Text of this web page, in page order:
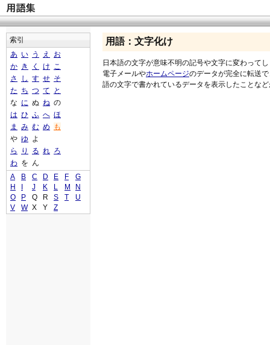
用語：文字化け
日本語の文字が意味不明の記号や文字に変わって
電子メールやホームページのデータが完全に転送
語の文字で書かれているデータを表示したことな
索引
あ い う え
お
か き く け こ
さ
し す せ そ
た ち つ て
と
な に ぬ ね の
は ひ ふ へ ほ
ま
み む め
も
や ゆ よ
ら
り る れ ろ
わ を ん
A
B C D E F
G
H
J K L M
N
O
P Q R S T
U
V
W X Y Z